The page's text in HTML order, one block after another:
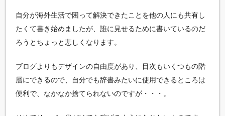
自分が海外生活で困って解決できたことを他の人にも共有し
たくて書き始めましたが、誰に見せるために書いているのだ
ろうとちょっと悲しくなります。
ブログよりもデザインの自由度があり、目次もいくつもの階
層にできるので、自分でも辞書みたいに使用できるところは
便利で、なかなか捨てられないのですが・・・。